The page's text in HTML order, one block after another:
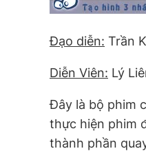
Đạo diễn: Trần
Diễn Viên: Lý
Đây là bộ phim
thực hiện phim
thành phần